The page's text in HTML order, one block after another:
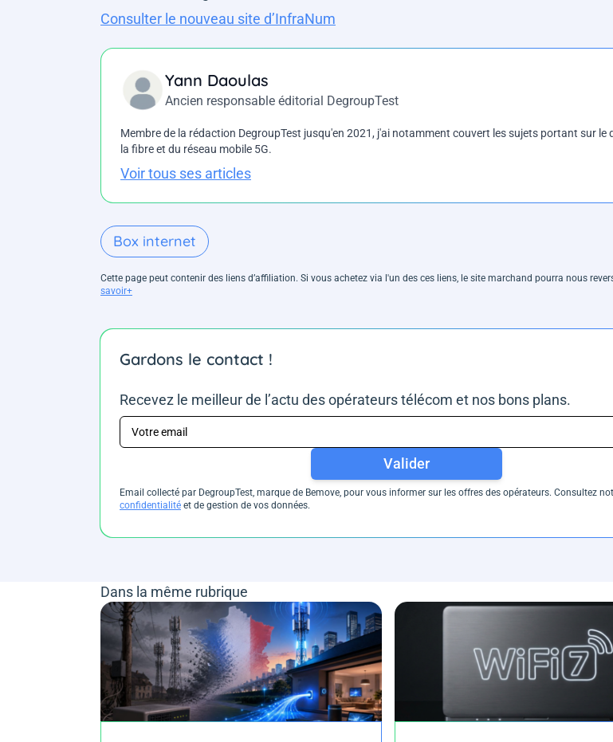
Consulter le nouveau site d’InfraNum
Yann Daoulas
Ancien responsable éditorial DegroupTest
Membre de la rédaction DegroupTest jusqu'en 2021, j'ai notamment couvert les sujets portant sur le
la fibre et du réseau mobile 5G.
Voir tous ses articles
Box internet
Cette page peut contenir des liens d’affiliation. Si vous achetez via l'un des ces liens, le site marchand pourra nous
savoir+
Gardons le contact !
Recevez le meilleur de l’actu des opérateurs télécom et nos bons plans.
Valider
Email collecté par DegroupTest, marque de Bemove, pour vous informer sur les offres des opérateurs. Consultez
confidentialité et de gestion de vos données.
Dans la même rubrique